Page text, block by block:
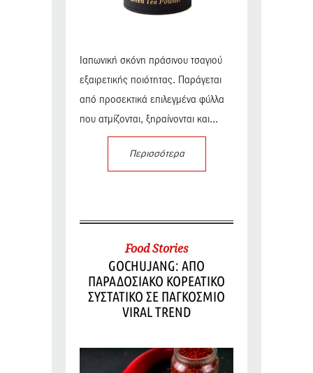
Ιαπωνική σκόνη πράσινου τσαγιού
εξαιρετικής ποιότητας. Παράγεται
από προσεκτικά επιλεγμένα φύλλα
που ατμίζονται, ξηραίνονται και...
Περισσότερα
Food Stories
GOCHUJANG: ΑΠΟ
ΠΑΡΑΔΟΣΙΑΚΟ ΚΟΡΕΑΤΙΚΟ
ΣΥΣΤΑΤΙΚΟ ΣΕ ΠΑΓΚΟΣΜΙΟ
VIRAL TREND